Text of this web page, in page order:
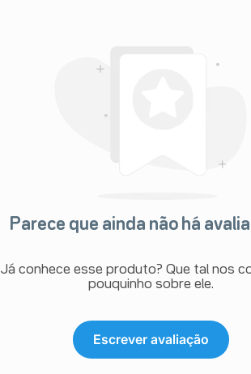
Parece que ainda não há
Já conhece esse produto? Que tal nos
pouquinho sobre ele.
Escrever avaliação